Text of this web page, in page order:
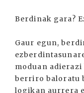
Berdinak gara?
Gaur egun,
moduan
berriro baloratu
logikan aurrera